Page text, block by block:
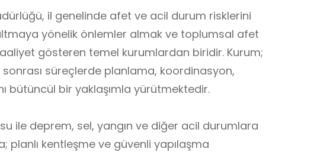
il genelinde afet ve acil durum risklerini
yönelik önlemler almak ve toplumsal afet
gösteren temel kurumlardan biridir. Kurum;
süreçlerde planlama, koordinasyon,
bütüncül bir yaklaşımla yürütmektedir.
ile deprem, sel, yangın ve diğer acil durumlara
planlı kentleşme ve güvenli yapılaşma